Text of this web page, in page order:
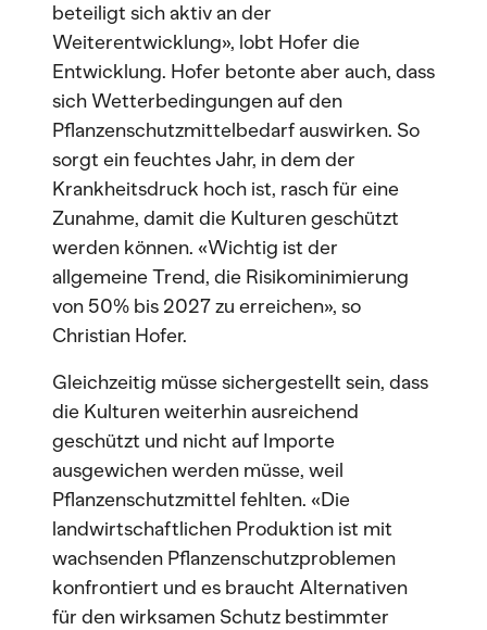
beteiligt sich aktiv an der
Weiterentwicklung», lobt Hofer die
Entwicklung. Hofer betonte aber auch, dass
sich Wetterbedingungen auf den
Pflanzenschutzmittelbedarf auswirken. So
sorgt ein feuchtes Jahr, in dem der
Krankheitsdruck hoch ist, rasch für eine
Zunahme, damit die Kulturen geschützt
werden können. «Wichtig ist der
allgemeine Trend, die Risikominimierung
von 50% bis 2027 zu erreichen», so
Christian Hofer.
Gleichzeitig müsse sichergestellt sein, dass
die Kulturen weiterhin ausreichend
geschützt und nicht auf Importe
ausgewichen werden müsse, weil
Pflanzenschutzmittel fehlten. «Die
landwirtschaftlichen Produktion ist mit
wachsenden Pflanzenschutzproblemen
konfrontiert und es braucht Alternativen
für den wirksamen Schutz bestimmter